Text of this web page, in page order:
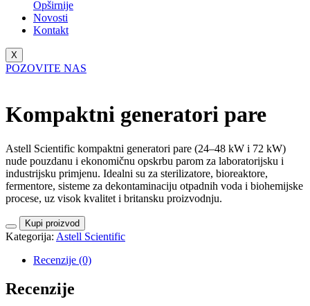
Opširnije
Novosti
Kontakt
X
POZOVITE NAS
Kompaktni generatori pare
Astell Scientific kompaktni generatori pare (24–48 kW i 72 kW)
nude pouzdanu i ekonomičnu opskrbu parom za laboratorijsku i
industrijsku primjenu. Idealni su za sterilizatore, bioreaktore,
fermentore, sisteme za dekontaminaciju otpadnih voda i biohemijske
procese, uz visok kvalitet i britansku proizvodnju.
Kupi proizvod
Kategorija: Astell Scientific
Recenzije (0)
Recenzije